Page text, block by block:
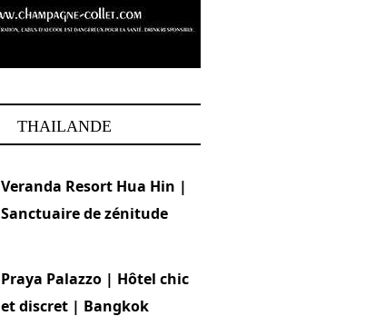
THAILANDE
Veranda Resort Hua Hin |
Sanctuaire de zénitude
Praya Palazzo | Hôtel chic
et discret | Bangkok